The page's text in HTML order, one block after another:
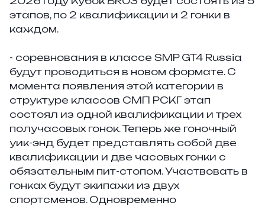
этапов, по 2 квалификации и 2 гонки в
каждом.
- соревнования в классе SMP GT4 Russia
будут проводиться в новом формате. С
момента появления этой категории в
структуре классов СМП РСКГ этап
состоял из одной квалификации и трех
получасовых гонок. Теперь же гоночный
уик-энд будет представлять собой две
квалификации и две часовых гонки с
обязательным пит-стопом. Участвовать в
гонках будут экипажи из двух
спортсменов. Одновременно